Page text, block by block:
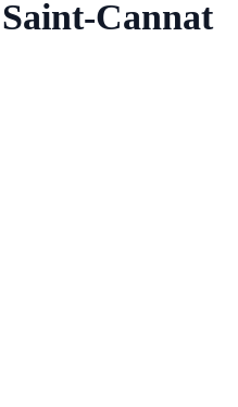
Cannat